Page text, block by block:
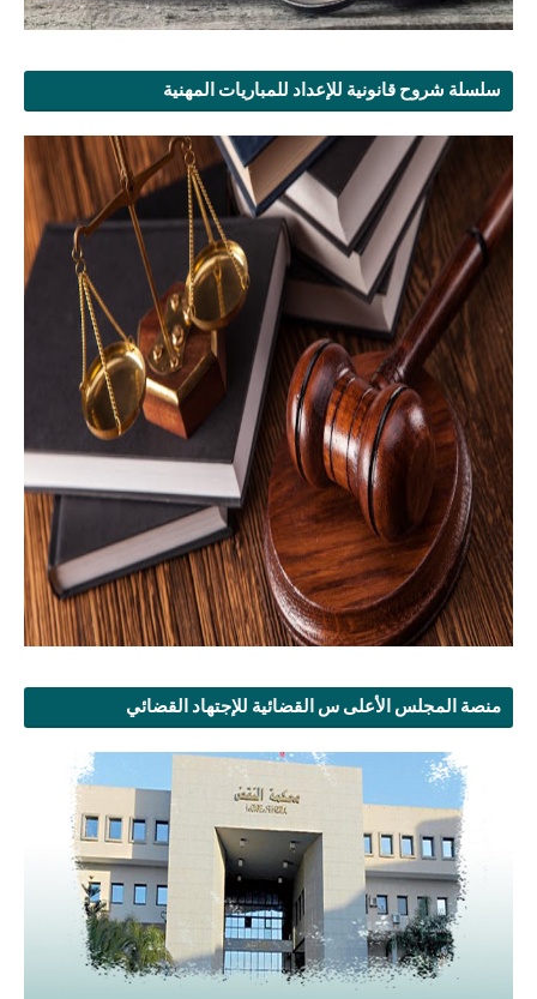
سلسلة شروح قانونية للإعداد للمباريات المهنية
منصة المجلس الأعلى س القضائية للإجتهاد القضائي